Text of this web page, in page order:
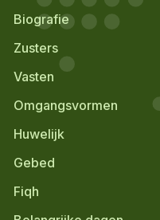
Biografie
Zusters
Vasten
Omgangsvormen
Huwelijk
Gebed
Fiqh